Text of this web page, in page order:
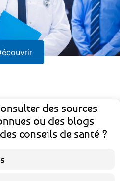
des sources
ou des blogs
conseils de santé ?